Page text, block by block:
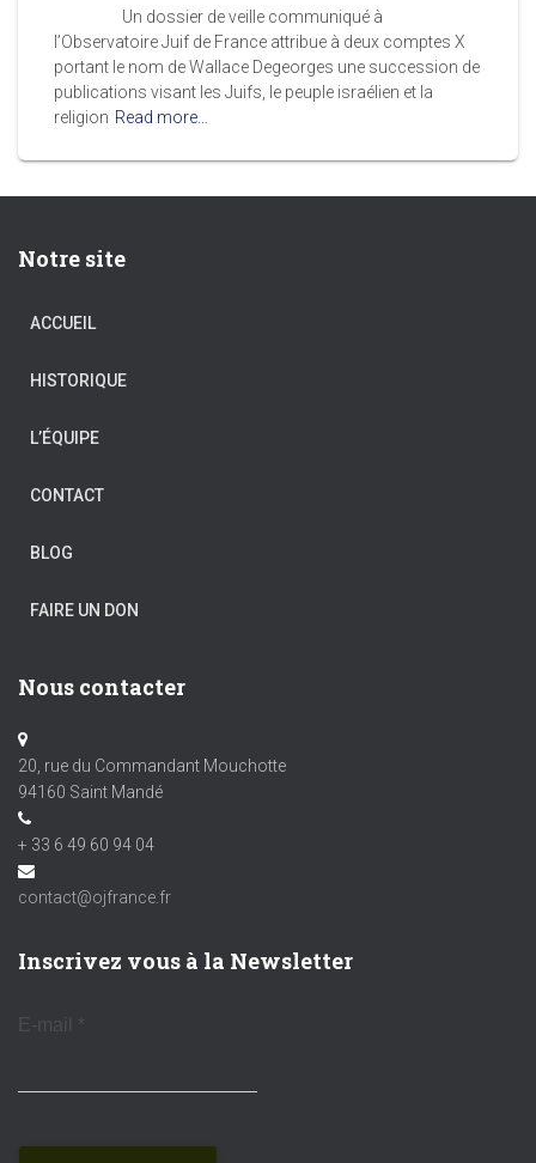
Un dossier de veille communiqué à
l’Observatoire Juif de France attribue à deux comptes X
portant le nom de Wallace Degeorges une succession de
publications visant les Juifs, le peuple israélien et la
religion Read more…
Notre site
ACCUEIL
HISTORIQUE
L’ÉQUIPE
CONTACT
BLOG
FAIRE UN DON
Nous contacter
20, rue du Commandant Mouchotte
94160 Saint Mandé
+ 33 6 49 60 94 04
contact@ojfrance.fr
Inscrivez vous à la Newsletter
E-mail *